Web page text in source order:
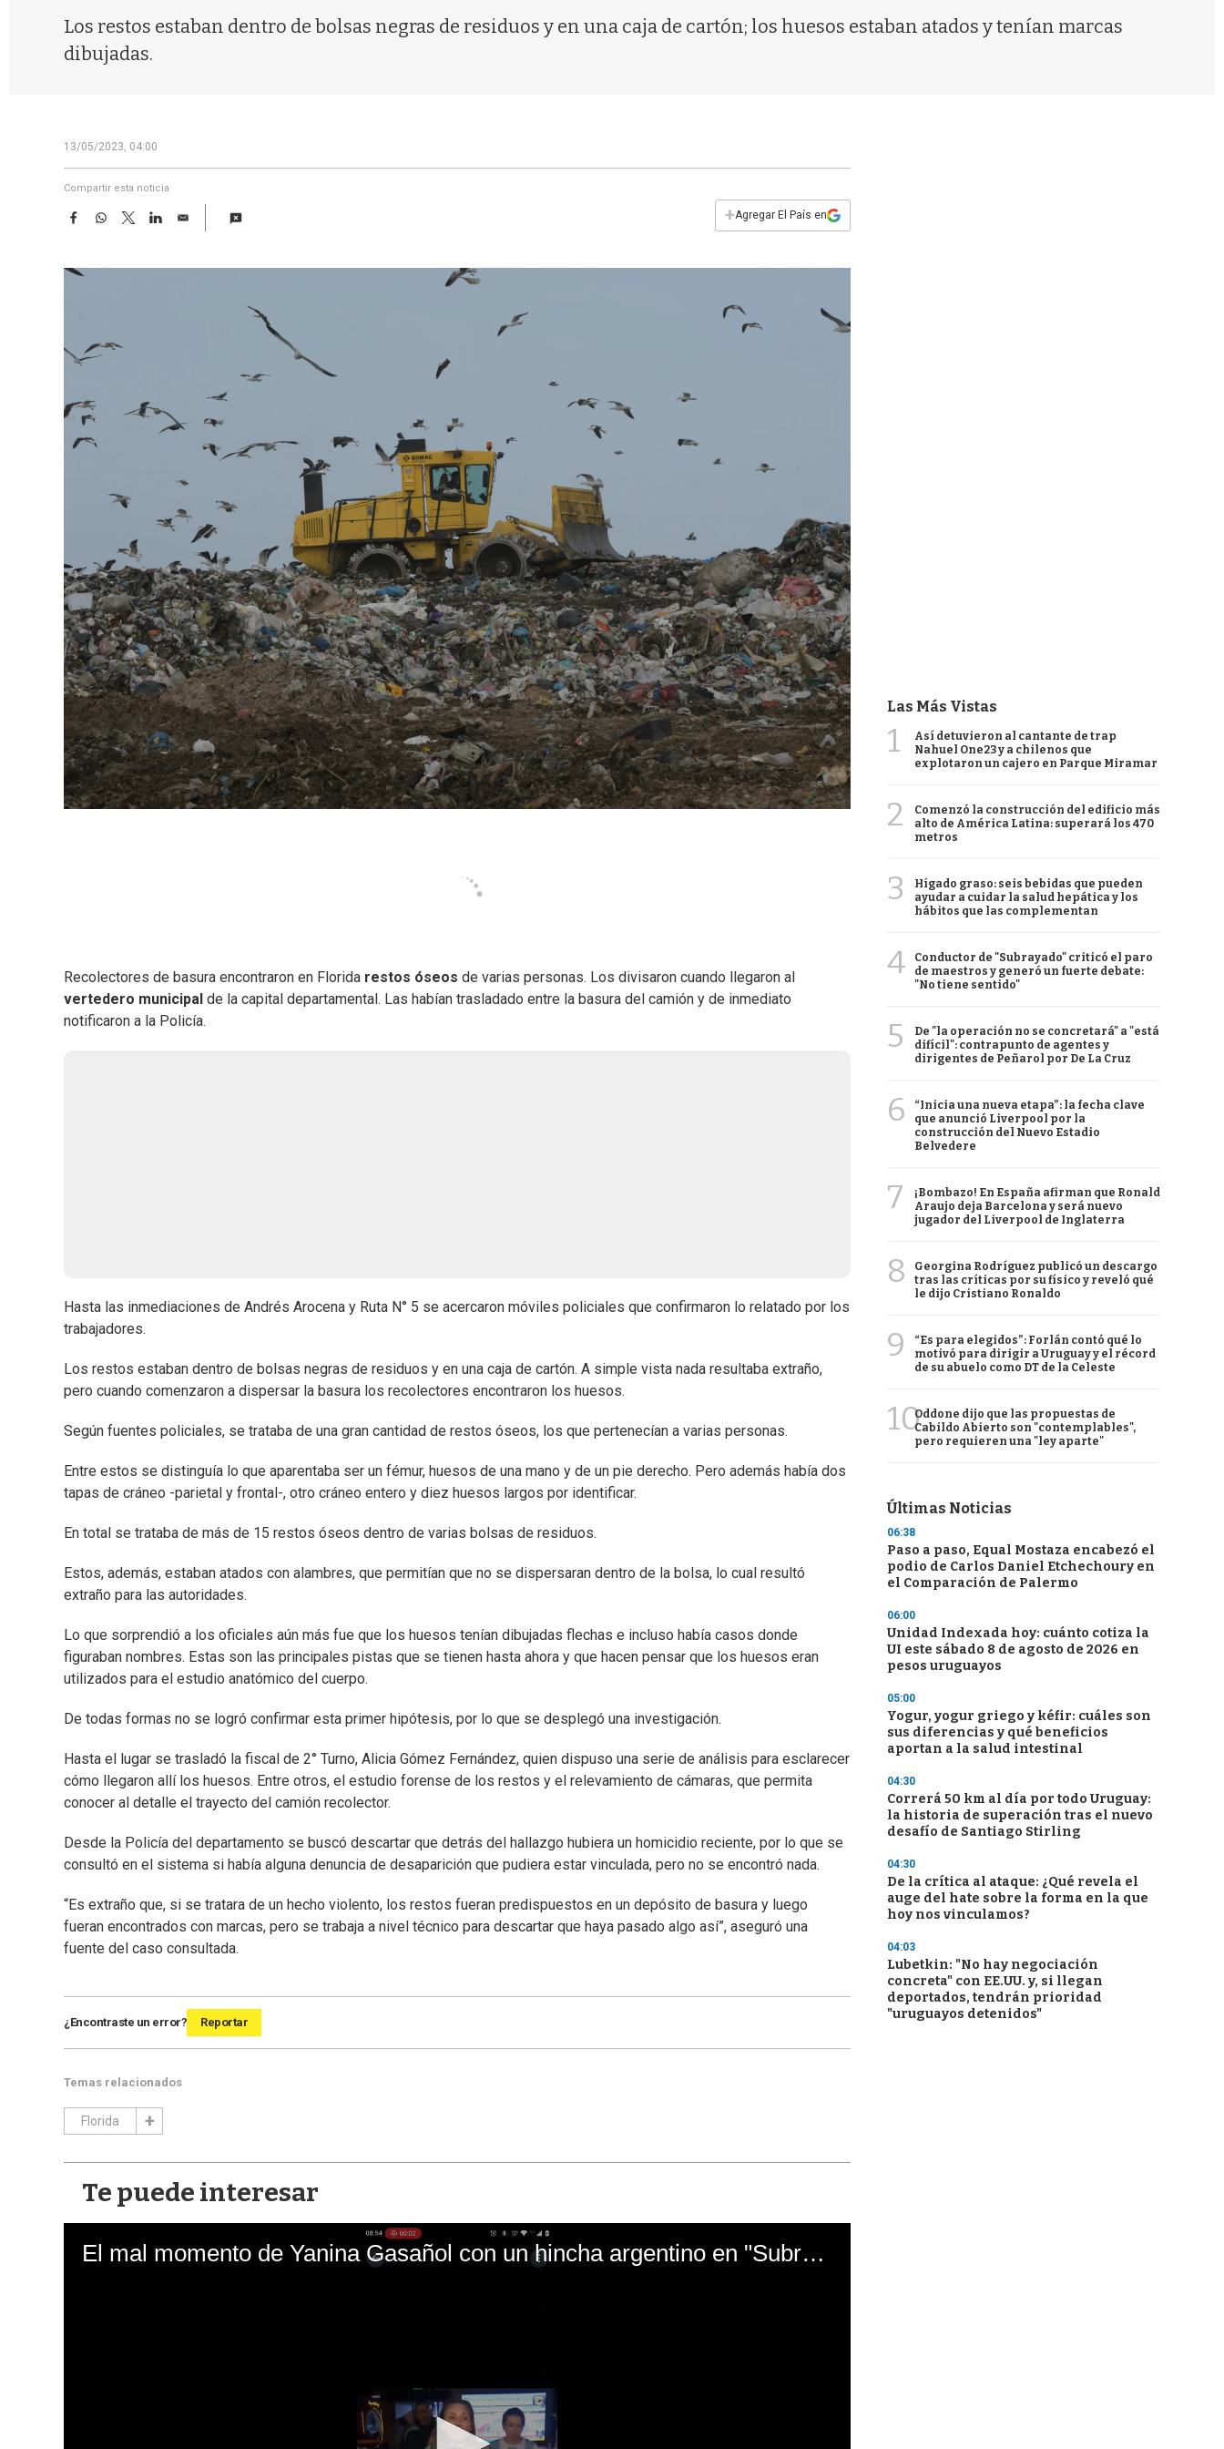
Los restos estaban dentro de bolsas negras de residuos y en una caja de cartón; los huesos estaban atados y tenían marcas
dibujadas.
13/05/2023, 04:00
Compartir esta noticia
F
e
W
t
p
T
w
t
L
k
E
i
+Agregar El País en
Recolectores de basura encontraron en Florida restos óseos de varias personas. Los divisaron cuando llegaron al
vertedero municipal de la capital departamental. Las habían trasladado entre la basura del camión y de inmediato
notificaron a la Policía.
Hasta las inmediaciones de Andrés Arocena y Ruta N° 5 se acercaron móviles policiales que confirmaron lo relatado por los
trabajadores.
Los restos estaban dentro de bolsas negras de residuos y en una caja de cartón. A simple vista nada resultaba extraño,
pero cuando comenzaron a dispersar la basura los recolectores encontraron los huesos.
Según fuentes policiales, se trataba de una gran cantidad de restos óseos, los que pertenecían a varias personas.
Entre estos se distinguía lo que aparentaba ser un fémur, huesos de una mano y de un pie derecho. Pero además había dos
tapas de cráneo -parietal y frontal-, otro cráneo entero y diez huesos largos por identificar.
En total se trataba de más de 15 restos óseos dentro de varias bolsas de residuos.
Estos, además, estaban atados con alambres, que permitían que no se dispersaran dentro de la bolsa, lo cual resultó
extraño para las autoridades.
Lo que sorprendió a los oficiales aún más fue que los huesos tenían dibujadas flechas e incluso había casos donde
figuraban nombres. Estas son las principales pistas que se tienen hasta ahora y que hacen pensar que los huesos eran
utilizados para el estudio anatómico del cuerpo.
De todas formas no se logró confirmar esta primer hipótesis, por lo que se desplegó una investigación.
Hasta el lugar se trasladó la fiscal de 2° Turno, Alicia Gómez Fernández, quien dispuso una serie de análisis para esclarecer
cómo llegaron allí los huesos. Entre otros, el estudio forense de los restos y el relevamiento de cámaras, que permita
conocer al detalle el trayecto del camión recolector.
Desde la Policía del departamento se buscó descartar que detrás del hallazgo hubiera un homicidio reciente, por lo que se
consultó en el sistema si había alguna denuncia de desaparición que pudiera estar vinculada, pero no se encontró nada.
“Es extraño que, si se tratara de un hecho violento, los restos fueran predispuestos en un depósito de basura y luego
fueran encontrados con marcas, pero se trabaja a nivel técnico para descartar que haya pasado algo así”, aseguró una
fuente del caso consultada.
¿Encontraste un error? Reportar
Temas relacionados
Florida
Te puede interesar
El mal momento de Yanina Gasañol con un hincha argentino en "Subrayado"
Las Más Vistas
1
Así detuvieron al cantante de trap
Nahuel One23 y a chilenos que
explotaron un cajero en Parque Miramar
2
Comenzó la construcción del edificio más
alto de América Latina: superará los 470
metros
3
Hígado graso: seis bebidas que pueden
ayudar a cuidar la salud hepática y los
hábitos que las complementan
4
Conductor de "Subrayado" criticó el paro
de maestros y generó un fuerte debate:
"No tiene sentido"
5
De "la operación no se concretará" a "está
difícil": contrapunto de agentes y
dirigentes de Peñarol por De La Cruz
6
“Inicia una nueva etapa”: la fecha clave
que anunció Liverpool por la
construcción del Nuevo Estadio
Belvedere
7
¡Bombazo! En España afirman que Ronald
Araujo deja Barcelona y será nuevo
jugador del Liverpool de Inglaterra
8
Georgina Rodríguez publicó un descargo
tras las críticas por su físico y reveló qué
le dijo Cristiano Ronaldo
9
“Es para elegidos”: Forlán contó qué lo
motivó para dirigir a Uruguay y el récord
de su abuelo como DT de la Celeste
10Oddone dijo que las propuestas de
Cabildo Abierto son "contemplables",
pero requieren una "ley aparte"
Últimas Noticias
06:38
Paso a paso, Equal Mostaza encabezó el
podio de Carlos Daniel Etchechoury en
el Comparación de Palermo
06:00
Unidad Indexada hoy: cuánto cotiza la
UI este sábado 8 de agosto de 2026 en
pesos uruguayos
05:00
Yogur, yogur griego y kéfir: cuáles son
sus diferencias y qué beneficios
aportan a la salud intestinal
04:30
Correrá 50 km al día por todo Uruguay:
la historia de superación tras el nuevo
desafío de Santiago Stirling
04:30
De la crítica al ataque: ¿Qué revela el
auge del hate sobre la forma en la que
hoy nos vinculamos?
04:03
Lubetkin: "No hay negociación
concreta" con EE.UU. y, si llegan
deportados, tendrán prioridad
"uruguayos detenidos"